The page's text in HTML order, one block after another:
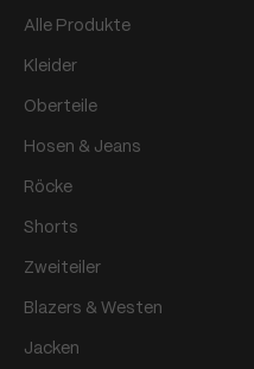
Alle Produkte
Kleider
Oberteile
Hosen & Jeans
Röcke
Shorts
Zweiteiler
Blazers & Westen
Jacken